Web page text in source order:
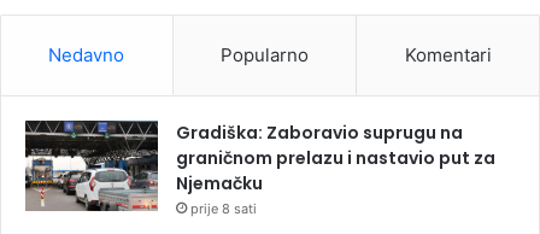
Nedavno Popularno Komentari
Gradiška: Zaboravio suprugu na
graničnom prelazu i nastavio put za
Njemačku
prije 8 sati